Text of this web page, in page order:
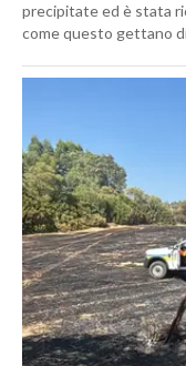
precipitate ed è stata
come questo gettano